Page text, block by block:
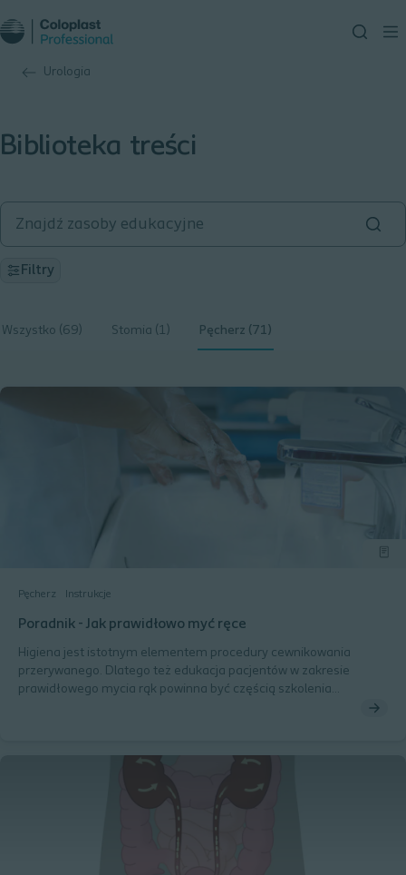
Urologia
Biblioteka treści
Filtry
Wszystko (69) Stomia (1) Pęcherz (71)
Pęcherz Instrukcje
Poradnik - Jak prawidłowo myć ręce
Higiena jest istotnym elementem procedury cewnikowania
przerywanego. Dlatego też edukacja pacjentów w zakresie
prawidłowego mycia rąk powinna być częścią szkolenia